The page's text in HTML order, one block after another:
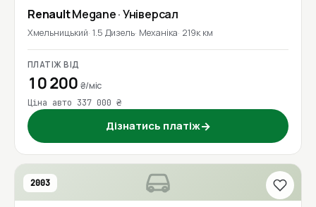
RenaultMegane· Універсал
Хмельницький 1.5 Дизель Механіка 219к км
ПЛАТІЖ ВІД
10 200 ₴/міс
Ціна авто 337 000 ₴
Дізнатись платіж→
2003